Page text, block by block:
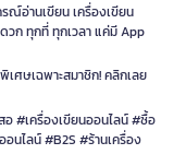
ณ์อ่านเขียน เครื่องเขียน
วก ทุกที่ ทุกเวลา แค่มี App
เศษเฉพาะสมาชิก! คลิกเลย
อ #เครื่องเขียนออนไลน์ #ซื้อ
นไลน์ #B2S #ร้านเครื่อง